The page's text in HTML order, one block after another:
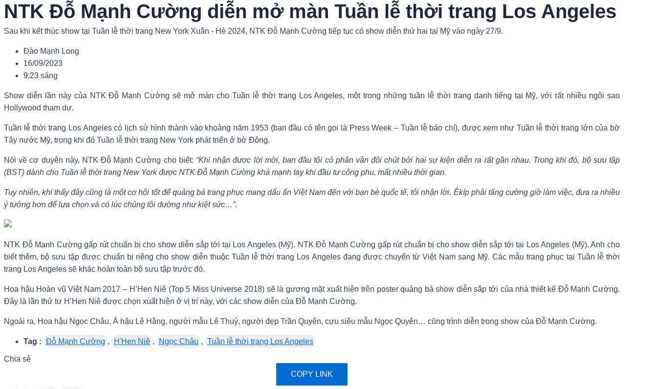
NTK Đỗ Mạnh Cường diễn mở màn Tuần lễ thời trang Los Angeles
Sau khi kết thúc show tại Tuần lễ thời trang New York Xuân - Hè 2024, NTK Đỗ Mạnh Cường tiếp tục có show diễn thứ hai tại Mỹ vào ngày 27/9.
Đào Mạnh Long
16/09/2023
9:23 sáng
Show diễn lần này của NTK Đỗ Mạnh Cường sẽ mở màn cho Tuần lễ thời trang Los Angeles, một trong những tuần lễ thời trang danh tiếng tại Mỹ, với rất nhiều ngôi sao
Hollywood tham dự.
Tuần lễ thời trang Los Angeles có lịch sử hình thành vào khoảng năm 1953 (ban đầu có tên gọi là Press Week – Tuần lễ báo chí), được xem như Tuần lễ thời trang lớn của bờ
Tây nước Mỹ, trong khi đó Tuần lễ thời trang New York phát triển ở bờ Đông.
Nói về cơ duyên này, NTK Đỗ Mạnh Cường cho biết: “Khi nhận được lời mời, ban đầu tôi có phân vân đôi chút bởi hai sự kiện diễn ra rất gần nhau. Trong khi đó, bộ sưu tập
(BST) dành cho Tuần lễ thời trang New York được NTK Đỗ Mạnh Cường khá mạnh tay khi đầu tư công phu, mất nhiều thời gian.
Tuy nhiên, khi thấy đây cũng là một cơ hội tốt để quảng bá trang phục mang dấu ấn Việt Nam đến với bạn bè quốc tế, tôi nhận lời. Êkíp phải tăng cường giờ làm việc, đưa ra nhiều
ý tưởng hơn để lựa chọn và có lúc chúng tôi dường như kiệt sức…”.
NTK Đỗ Mạnh Cường gấp rút chuẩn bị cho show diễn sắp tới tại Los Angeles (Mỹ). NTK Đỗ Mạnh Cường gấp rút chuẩn bị cho show diễn sắp tới tại Los Angeles (Mỹ). Anh cho
biết thêm, bộ sưu tập được chuẩn bị riêng cho show diễn thuộc Tuần lễ thời trang Los Angeles đang được chuyển từ Việt Nam sang Mỹ. Các mẫu trang phục tại Tuần lễ thời
trang Los Angeles sẽ khác hoàn toàn bộ sưu tập trước đó.
Hoa hậu Hoàn vũ Việt Nam 2017 – H’Hen Niê (Top 5 Miss Universe 2018) sẽ là gương mặt xuất hiện trên poster quảng bá show diễn sắp tới của nhà thiết kế Đỗ Mạnh Cường.
Đây là lần thứ tư H’Hen Niê được chọn xuất hiện ở vị trí này, với các show diễn của Đỗ Mạnh Cường.
Ngoài ra, Hoa hậu Ngọc Châu, Á hậu Lệ Hằng, người mẫu Lê Thuý, người đẹp Trần Quyên, cựu siêu mẫu Ngọc Quyên… cũng trình diễn trong show của Đỗ Mạnh Cường.
Tag : Đỗ Mạnh Cường , H'Hen Niê , Ngọc Châu , Tuần lễ thời trang Los Angeles
Chia sẻ
COPY LINK